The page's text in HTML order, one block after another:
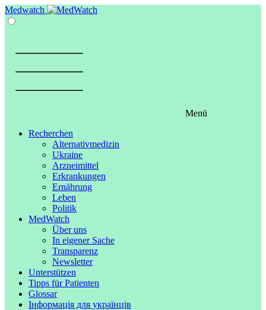
Springe
zum
Medwatch
Menü
Recherchen
Alternativmedizin
Ukraine
Arzneimittel
Erkrankungen
Ernährung
Leben
Politik
MedWatch
Über uns
In eigener Sache
Transparenz
Newsletter
Unterstützen
Tipps für Patienten
Glossar
Інформація для українців